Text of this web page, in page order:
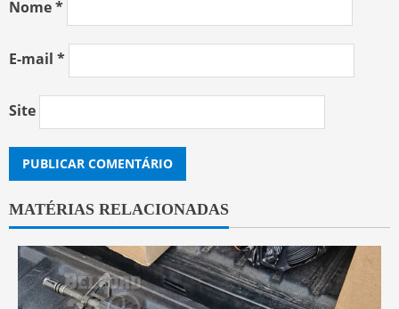
Nome*
E-mail *
Site
MATÉRIAS RELACIONADAS